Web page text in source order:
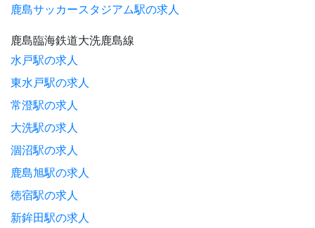
鹿島サッカースタジアム駅の求人
鹿島臨海鉄道大洗鹿島線
水戸駅の求人
東水戸駅の求人
常澄駅の求人
大洗駅の求人
涸沼駅の求人
鹿島旭駅の求人
徳宿駅の求人
新鉾田駅の求人